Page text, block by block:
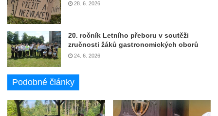
28. 6. 2026
20. ročník Letního přeboru v soutěži
zručnosti žáků gastronomických oborů
24. 6. 2026
Podobné články